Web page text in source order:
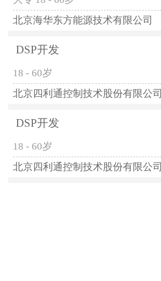
北京海华东方能源技术有限公司
DSP开发
18 - 60岁
北京四利通控制技术股份有限公司
DSP开发
18 - 60岁
北京四利通控制技术股份有限公司